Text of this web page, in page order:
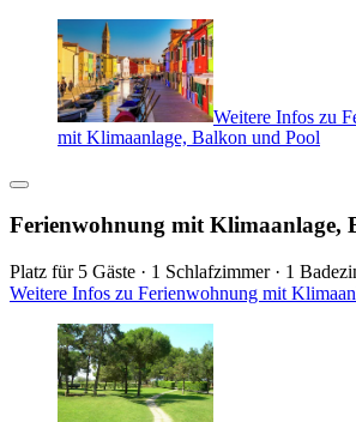
Weitere Infos zu
mit Klimaanlage, Balkon und Pool
Ferienwohnung mit Klimaanlage,
Platz für 5 Gäste · 1 Schlafzimmer · 1
Weitere Infos zu Ferienwohnung mit